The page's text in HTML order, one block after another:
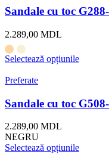
Sandale cu toc
2.289,00 MDL
Selectează opțiunile
Preferate
Sandale cu toc
2.289,00 MDL
NEGRU
Selectează opțiunile